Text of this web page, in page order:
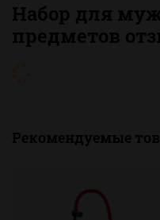
Набор для
предметов
Рекомендуемые